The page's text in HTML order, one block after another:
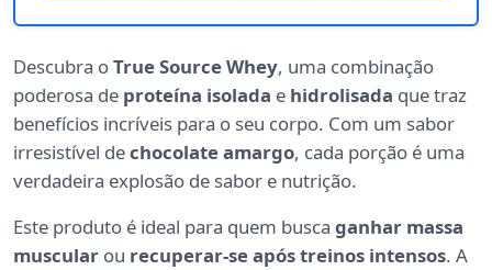
Descubra oTrue Source Whey, uma combinação
poderosa de proteína isolada e hidrolisada que traz
benefícios incríveis para o seu corpo. Com um sabor
irresistível dechocolate amargo, cada porção é uma
verdadeira explosão de sabor e nutrição.
Este produto é ideal para quem busca ganhar massa
muscular ou recuperar-se após treinos intensos. A